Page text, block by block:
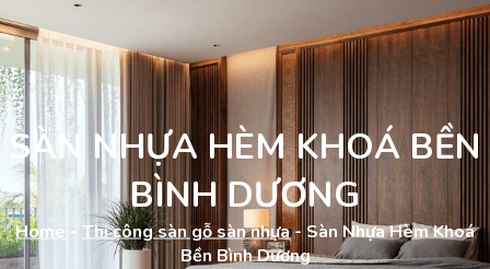
SÀN NHỰA HÈM KHOÁ BỀN
BÌNH DƯƠNG
Home - Thi công sàn gỗ sàn nhựa- Sàn Nhựa Hèm Khoá
Bền Bình Dương